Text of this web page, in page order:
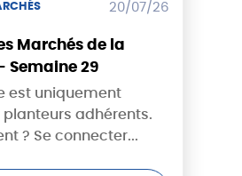
20/07/26
Marchés de la
Semaine 29
est uniquement
planteurs adhérents.
? Se connecter...